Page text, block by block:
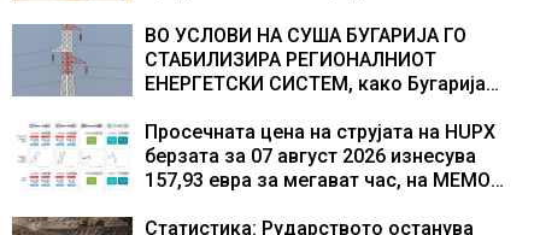
ВО УСЛОВИ НА СУША БУГАРИЈА ГО
СТАБИЛИЗИРА РЕГИОНАЛНИОТ
ЕНЕРГЕТСКИ СИСТЕМ, како Бугарија
складирање на енергија од батерии
Просечната цена на струјата на HUPX
берзата за 07 август 2026 изнесува
157,93 евра за мегават час, на МЕМО
Статистика: Рударството останува